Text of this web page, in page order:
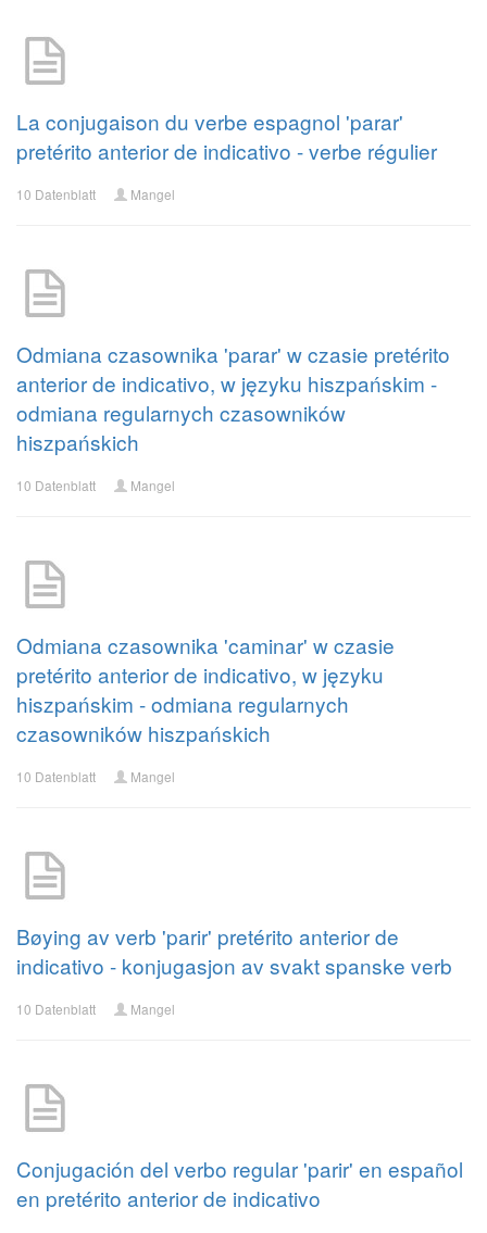
La conjugaison du verbe espagnol 'parar'
pretérito anterior de indicativo - verbe régulier
10 Datenblatt Mangel
Odmiana czasownika 'parar' w czasie pretérito
anterior de indicativo, w języku hiszpańskim -
odmiana regularnych czasowników
hiszpańskich
10 Datenblatt Mangel
Odmiana czasownika 'caminar' w czasie
pretérito anterior de indicativo, w języku
hiszpańskim - odmiana regularnych
czasowników hiszpańskich
10 Datenblatt Mangel
Bøying av verb 'parir' pretérito anterior de
indicativo - konjugasjon av svakt spanske verb
10 Datenblatt Mangel
Conjugación del verbo regular 'parir' en español
en pretérito anterior de indicativo